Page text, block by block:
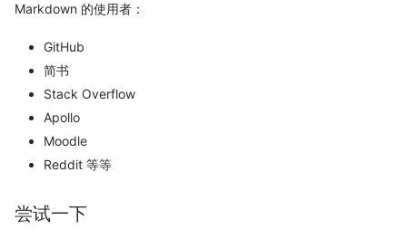
Markdown 的使用者：
GitHub
简书
Stack Overflow
Apollo
Moodle
Reddit 等等
尝试一下